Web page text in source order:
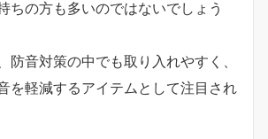
ちの方も多いのではないでしょう
防音対策の中でも取り入れやすく、
を軽減するアイテムとして注目され